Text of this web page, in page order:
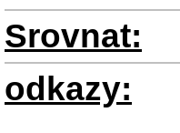
Srovnat:
odkazy: